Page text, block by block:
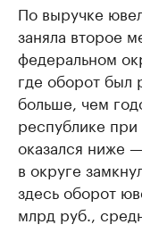
По выручке
заняла второе
федеральном
где оборот был
больше, чем
республике
оказался ниже
в округе
здесь оборот
млрд руб.,